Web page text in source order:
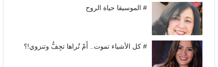
# الموسيقا حياة الروح
# كل الأشياء تموت.. أَمْ تُراها تجِفُّ وتنزوي!؟